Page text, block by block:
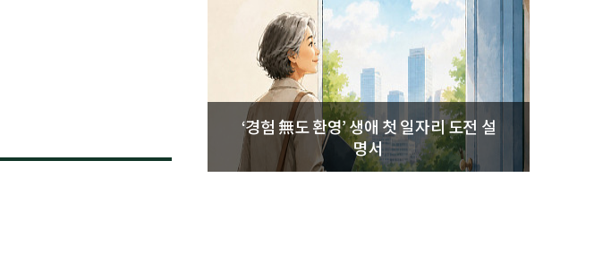
‘경험 無도 환영’ 생애 첫 일자리 도전 설
명서